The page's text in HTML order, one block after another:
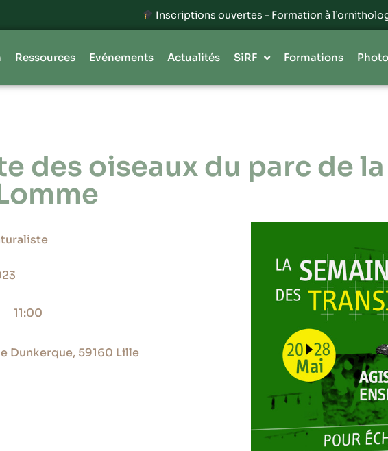
Inscriptions ouvertes - Formation à l’ornithologie
Ressources Evénements Actualités SiRF Formations
des oiseaux du parc de
11:00
Dunkerque, 59160 Lille